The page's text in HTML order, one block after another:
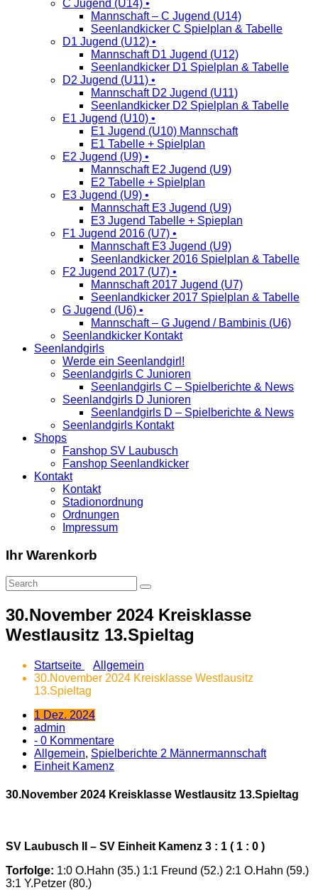
C Jugend (U14) •
Mannschaft – C Jugend (U14)
Seenlandkicker C Spielplan & Tabelle
D1 Jugend (U12) •
Mannschaft D1 Jugend (U12)
Seenlandkicker D1 Spielplan & Tabelle
D2 Jugend (U11) •
Mannschaft D2 Jugend (U11)
Seenlandkicker D2 Spielplan & Tabelle
E1 Jugend (U10) •
E1 Jugend (U10) Mannschaft
E1 Tabelle + Spielplan
E2 Jugend (U9) •
Mannschaft E2 Jugend (U9)
E2 Tabelle + Spielplan
E3 Jugend (U9) •
Mannschaft E3 Jugend (U9)
E3 Jugend Tabelle + Spieplan
F1 Jugend 2016 (U7) •
Mannschaft E3 Jugend (U9)
Seenlandkicker 2016 Spielplan & Tabelle
F2 Jugend 2017 (U7) •
Mannschaft 2017 Jugend (U7)
Seenlandkicker 2017 Spielplan & Tabelle
G Jugend (U6) •
Mannschaft – G Jugend / Bambinis (U6)
Seenlandkicker Kontakt
Seenlandgirls
Werde ein Seenlandgirl!
Seenlandgirls C Junioren
Seenlandgirls C – Spielberichte & News
Seenlandgirls D Junioren
Seenlandgirls D – Spielberichte & News
Seenlandgirls Kontakt
Shops
Fanshop SV Laubusch
Fanshop Seenlandkicker
Kontakt
Kontakt
Stadionordnung
Ordnungen
Impressum
Ihr Warenkorb
30.November 2024 Kreisklasse
Westlausitz 13.Spieltag
Startseite
Allgemein
30.November 2024 Kreisklasse Westlausitz
13.Spieltag
1 Dez. 2024
admin
- 0 Kommentare
Allgemein, Spielberichte 2 Männermannschaft
Einheit Kamenz
30.November 2024 Kreisklasse Westlausitz 13.Spieltag
SV Laubusch II – SV Einheit Kamenz 3 : 1 ( 1 : 0 )
Torfolge: 1:0 O.Hahn (35.) 1:1 Freund (52.) 2:1 O.Hahn (59.)
3:1 Y.Petzer (80.)